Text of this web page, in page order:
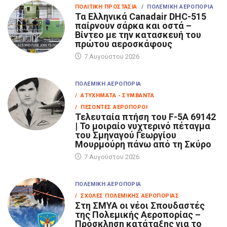
ΠΟΛΙΤΙΚΉ ΠΡΟΣΤΑΣΊΑ / ΠΟΛΕΜΙΚΉ ΑΕΡΟΠΟΡΊΑ
Τα Eλληνικά Canadair DHC-515
παίρνουν σάρκα και οστά –
Βίντεο με την κατασκευή του
πρώτου αεροσκάφους
7 Αυγούστου 2026
ΠΟΛΕΜΙΚΉ ΑΕΡΟΠΟΡΊΑ
/ ΑΤΥΧΉΜΑΤΑ - ΣΥΜΒΆΝΤΑ
/ ΠΕΣΌΝΤΕΣ ΑΕΡΟΠΌΡΟΙ
Τελευταία πτήση του F-5A 69142
| Το μοιραίο νυχτερινό πέταγμα
του Σμηναγού Γεωργίου
Μουρμούρη πάνω από τη Σκύρο
7 Αυγούστου 2026
ΠΟΛΕΜΙΚΉ ΑΕΡΟΠΟΡΊΑ
/ ΣΧΟΛΈΣ ΠΟΛΕΜΙΚΉΣ ΑΕΡΟΠΟΡΊΑΣ
Στη ΣΜΥΑ οι νέοι Σπουδαστές
της Πολεμικής Αεροπορίας –
Πρόσκληση κατάταξης για το